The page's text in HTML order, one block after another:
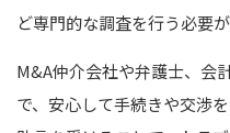
ど専門的な調査を行う必要が
M&A仲介会社や弁護士、会
で、安心して手続きや交渉